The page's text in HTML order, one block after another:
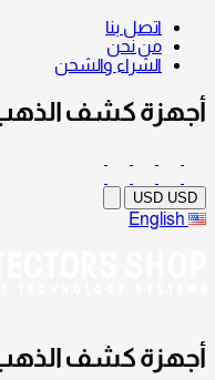
اتصل بنا
من نحن
الشراء والشحن
أجهزة كشف الذهب
USD USD
English
أجهزة كشف الذهب